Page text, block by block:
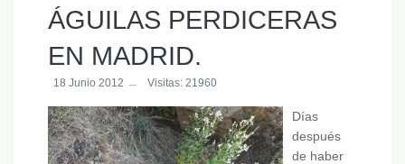
ÁGUILAS PERDICERAS
EN MADRID.
18 Junio 2012 Visitas: 21960
Días
después
de haber